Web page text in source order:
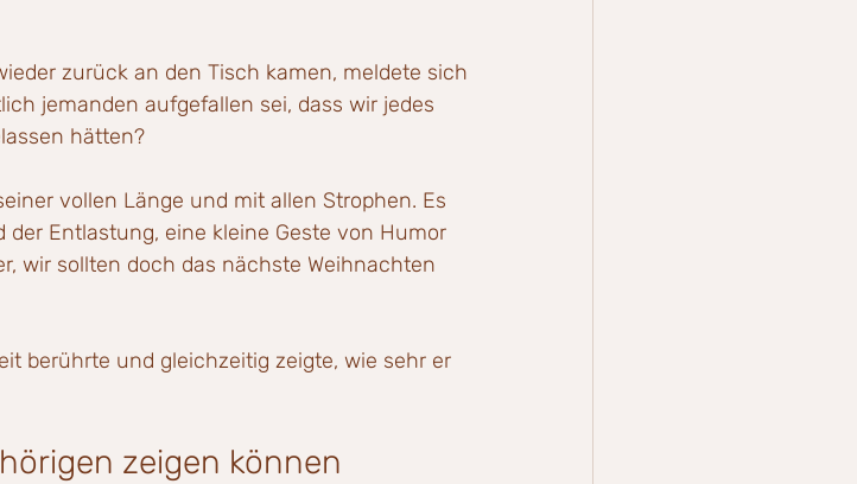
zurück an den Tisch kamen, meldete sich
jemanden aufgefallen sei, dass wir jedes
hätten?
vollen Länge und mit allen Strophen. Es
Entlastung, eine kleine Geste von Humor
wir sollten doch das nächste Weihnachten
berührte und gleichzeitig zeigte, wie sehr er
zeigen können